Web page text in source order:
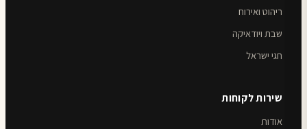
ריהוט ואירוח
שבת ויודאיקה
חגי ישראל
שירות לקוחות
אודות